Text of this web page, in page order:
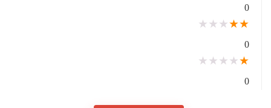
0
★
★
★
★
★
0
★
★
★
★
★
0